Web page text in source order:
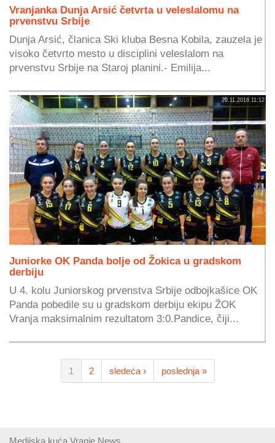
Vranjanka Dunja Arsić četvrta u veleslalomu na
prvenstvu Srbije
Dunja Arsić, članica Ski kluba Besna Kobila, zauzela je
visoko četvrto mesto u disciplini veleslalom na
prvenstvu Srbije na Staroj planini.- Emilija...
29.11.2018 11:12
Juniorke OK Panda bolje od Žokica u gradskom
derbiju
U 4. kolu Juniorskog prvenstva Srbije odbojkašice OK
Panda pobedile su u gradskom derbiju ekipu ŽOK
Vranja maksimalnim rezultatom 3:0.Pandice, čiji...
1 2 sledeća › poslednja »
Medijska kuća Vranje News